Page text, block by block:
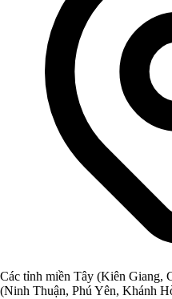
Các tỉnh miền Tây (Kiên Giang,
(Ninh Thuận, Phú Yên, Khánh